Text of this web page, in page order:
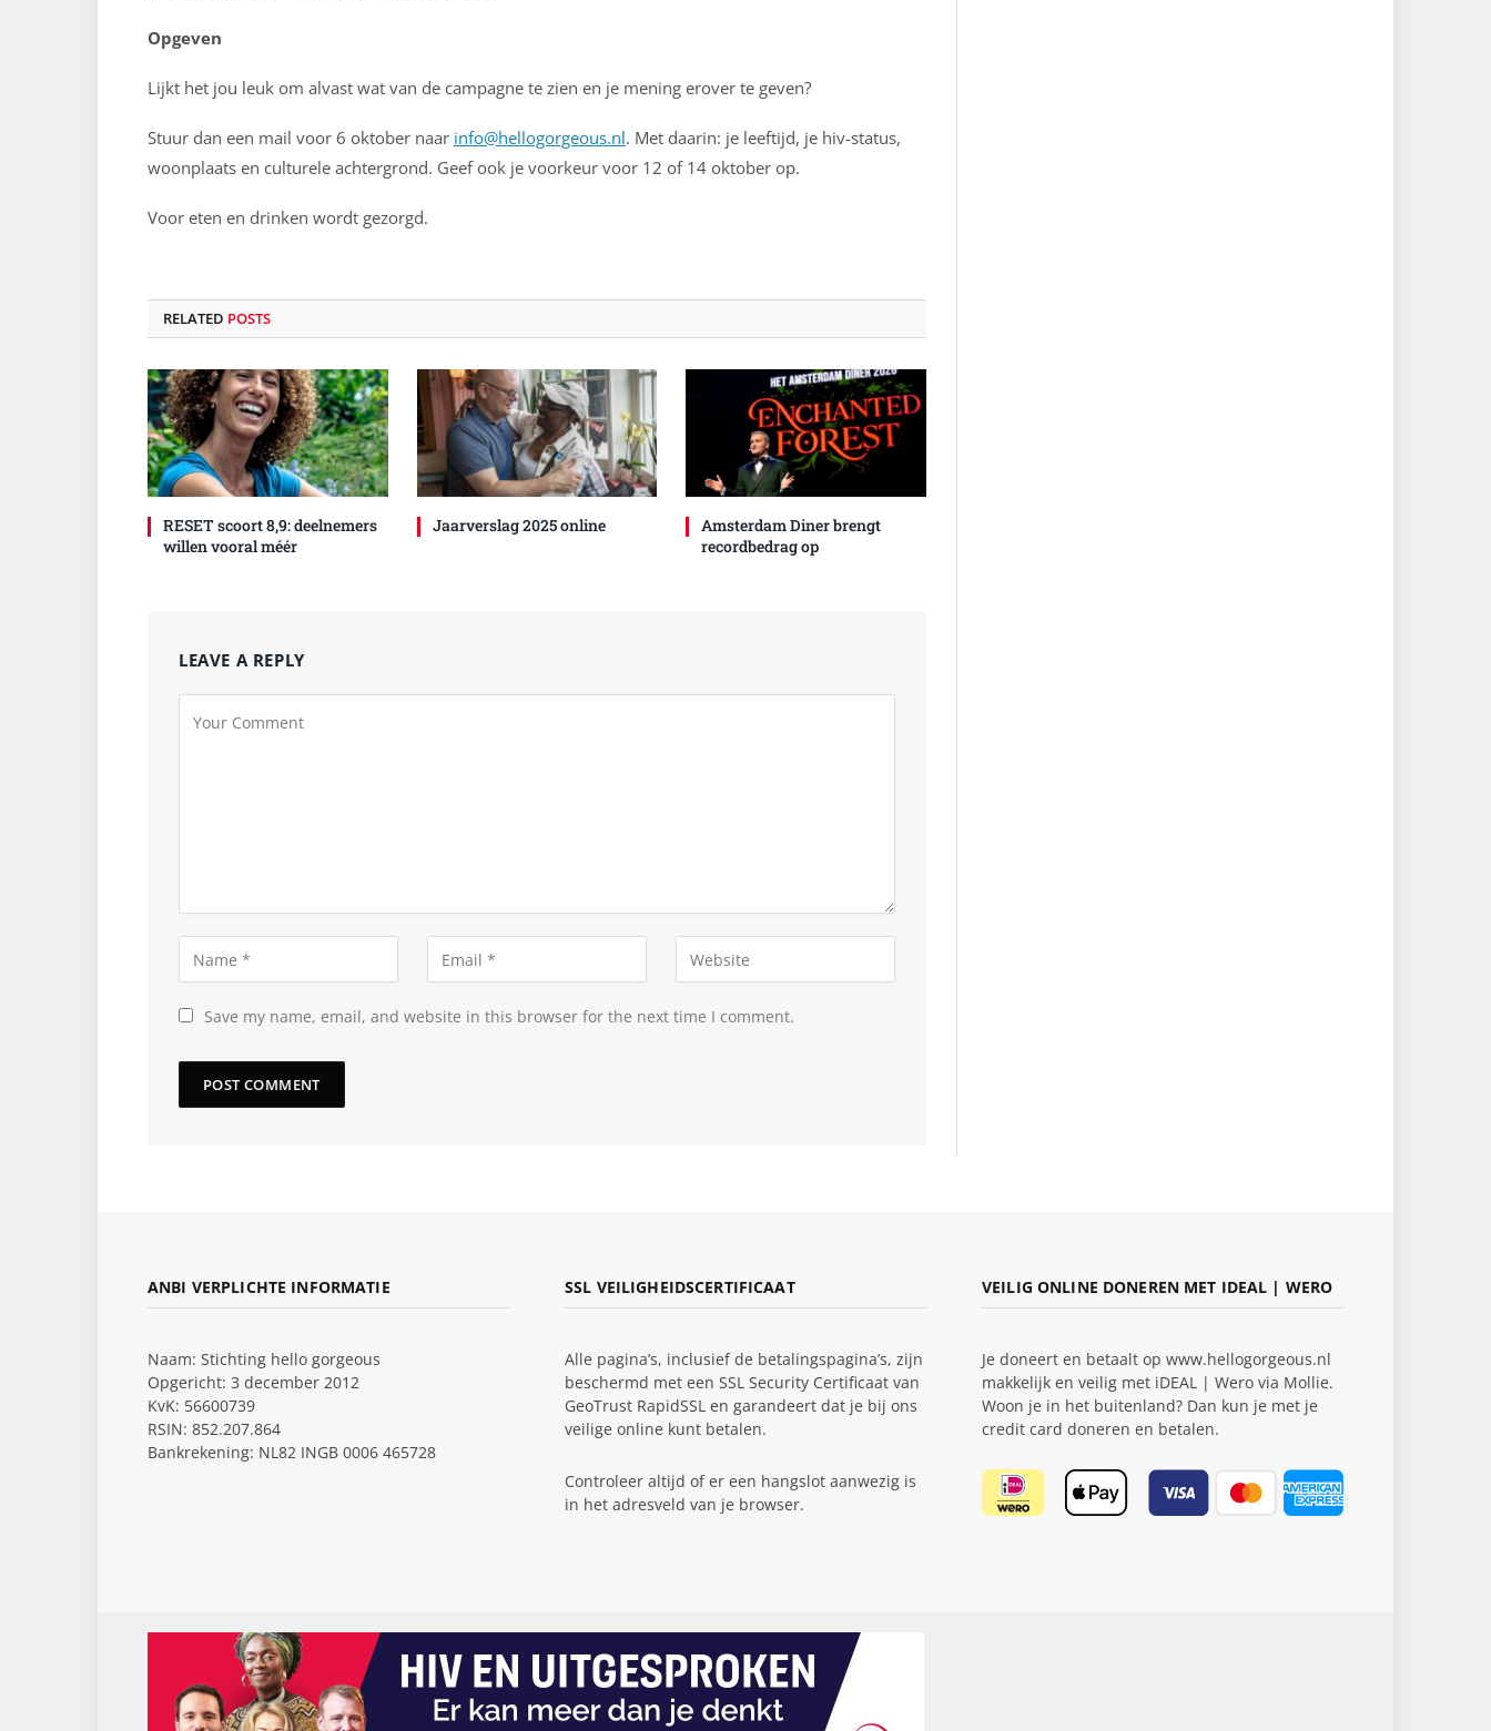
Opgeven
Lijkt het jou leuk om alvast wat van de campagne te zien en je mening erover te geven?
Stuur dan een mail voor 6 oktober naar info@hellogorgeous.nl. Met daarin: je leeftijd, je hiv-status,
woonplaats en culturele achtergrond. Geef ook je voorkeur voor 12 of 14 oktober op.
Voor eten en drinken wordt gezorgd.
RELATED POSTS
RESET scoort 8,9: deelnemers
willen vooral méér
Jaarverslag 2025 online
Amsterdam Diner brengt
recordbedrag op
LEAVE A REPLY
Save my name, email, and website in this browser for the next time I comment.
ANBI VERPLICHTE INFORMATIE
Naam: Stichting hello gorgeous
Opgericht: 3 december 2012
KvK: 56600739
RSIN: 852.207.864
Bankrekening: NL82 INGB 0006 465728
SSL VEILIGHEIDSCERTIFICAAT
Alle pagina’s, inclusief de betalingspagina’s, zijn
beschermd met een SSL Security Certificaat van
GeoTrust RapidSSL en garandeert dat je bij ons
veilige online kunt betalen.
Controleer altijd of er een hangslot aanwezig is
in het adresveld van je browser.
VEILIG ONLINE DONEREN MET IDEAL | WERO
Je doneert en betaalt op www.hellogorgeous.nl
makkelijk en veilig met iDEAL | Wero via Mollie.
Woon je in het buitenland? Dan kun je met je
credit card doneren en betalen.